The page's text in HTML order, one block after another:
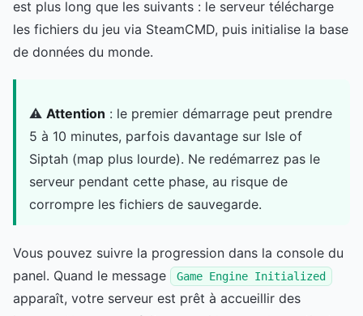
est plus long que les suivants : le serveur télécharge
les fichiers du jeu via SteamCMD, puis initialise la base
de données du monde.
⚠️ Attention : le premier démarrage peut prendre
5 à 10 minutes, parfois davantage sur Isle of
Siptah (map plus lourde). Ne redémarrez pas le
serveur pendant cette phase, au risque de
corrompre les fichiers de sauvegarde.
Vous pouvez suivre la progression dans la console du
panel. Quand le message
Game Engine Initialized
apparaît, votre serveur est prêt à accueillir des